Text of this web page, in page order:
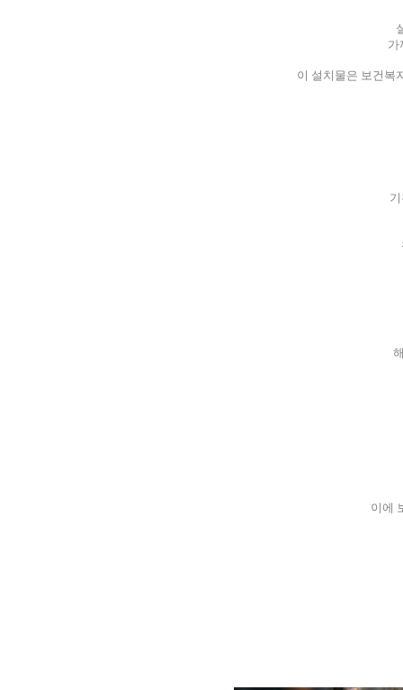
가
이 설치물은 보건복
이에